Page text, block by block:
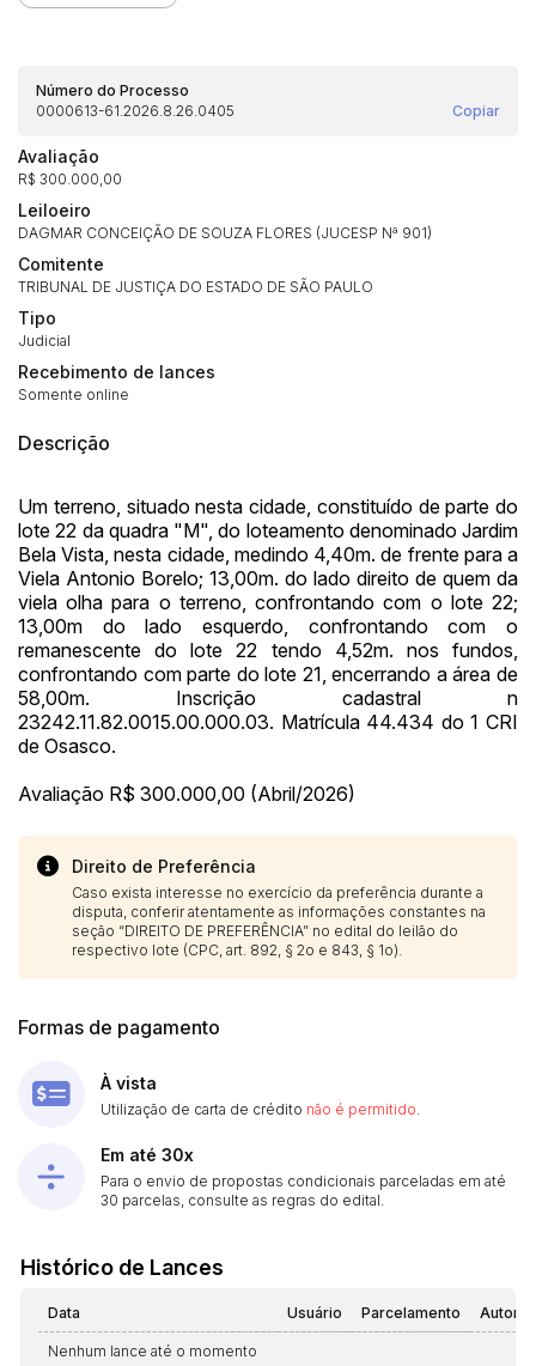
Número do Processo
0000613-61.2026.8.26.0405
Copiar
Avaliação
R$ 300.000,00
Leiloeiro
DAGMAR CONCEIÇÃO DE SOUZA FLORES (JUCESP Nª 901)
Comitente
TRIBUNAL DE JUSTIÇA DO ESTADO DE SÃO PAULO
Tipo
Judicial
Recebimento de lances
Somente online
Descrição
Um terreno, situado nesta cidade, constituído de parte do
lote 22 da quadra "M", do loteamento denominado Jardim
Bela Vista, nesta cidade, medindo 4,40m. de frente para a
Viela Antonio Borelo; 13,00m. do lado direito de quem da
viela olha para o terreno, confrontando com o lote 22;
13,00m do lado esquerdo, confrontando com o
remanescente do lote 22 tendo 4,52m. nos fundos,
confrontando com parte do lote 21, encerrando a área de
58,00m. Inscrição cadastral n
23242.11.82.0015.00.000.03. Matrícula 44.434 do 1 CRI
de Osasco.
Avaliação R$ 300.000,00 (Abril/2026)
Direito de Preferência
Caso exista interesse no exercício da preferência durante a
disputa, conferir atentamente as informações constantes na
seção “DIREITO DE PREFERÊNCIA” no edital do leilão do
respectivo lote (CPC, art. 892, § 2o e 843, § 1o).
Formas de pagamento
À vista
Utilização de carta de crédito não é permitido
Em até 30x
Para o envio de propostas condicionais parceladas em até
30 parcelas, consulte as regras do edital.
Histórico de Lances
Data Usuário Parcelamento
Nenhum lance até o momento
Envie sua Proposta
(Art. 895, CPC)
Data
Clique aqui para fazer login
Habilite-se para efetuar lances ou
propostas